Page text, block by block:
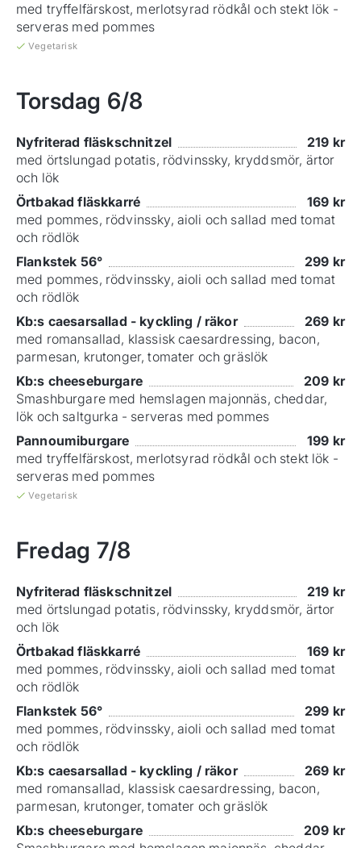
med tryffelfärskost, merlotsyrad rödkål och stekt lök -
serveras med pommes
Vegetarisk
Torsdag 6/8
Nyfriterad fläskschnitzel 219 kr
med örtslungad potatis, rödvinssky, kryddsmör, ärtor
och lök
Örtbakad fläskkarré
169 kr
med pommes, rödvinssky, aioli och sallad med tomat
och rödlök
Flankstek 56°
299 kr
med pommes, rödvinssky, aioli och sallad med tomat
och rödlök
Kb:s caesarsallad - kyckling / räkor
269 kr
med romansallad, klassisk caesardressing, bacon,
parmesan, krutonger, tomater och gräslök
Kb:s cheeseburgare
209 kr
Smashburgare med hemslagen majonnäs, cheddar,
lök och saltgurka - serveras med pommes
Pannoumiburgare
199 kr
med tryffelfärskost, merlotsyrad rödkål och stekt lök -
serveras med pommes
Vegetarisk
Fredag 7/8
Nyfriterad fläskschnitzel 219 kr
med örtslungad potatis, rödvinssky, kryddsmör, ärtor
och lök
Örtbakad fläskkarré
169 kr
med pommes, rödvinssky, aioli och sallad med tomat
och rödlök
Flankstek 56°
299 kr
med pommes, rödvinssky, aioli och sallad med tomat
och rödlök
Kb:s caesarsallad - kyckling / räkor
269 kr
med romansallad, klassisk caesardressing, bacon,
parmesan, krutonger, tomater och gräslök
Kb:s cheeseburgare
209 kr